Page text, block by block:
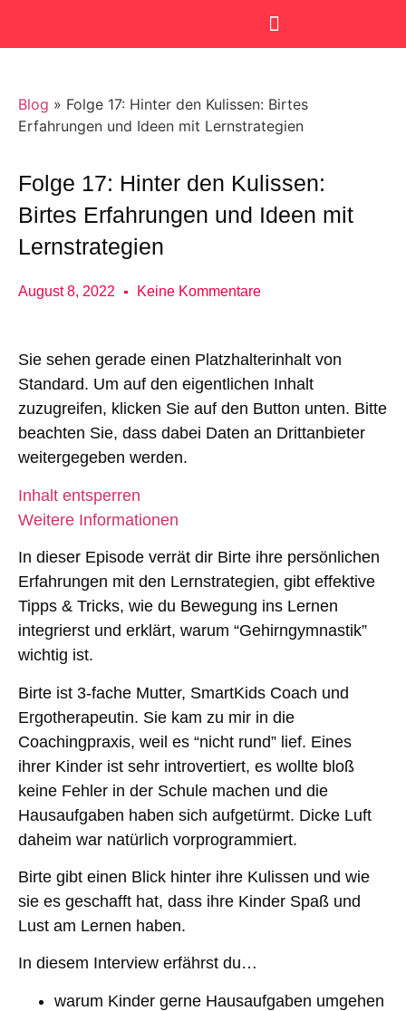
Blog » Folge 17: Hinter den Kulissen: Birtes
Erfahrungen und Ideen mit Lernstrategien
Folge 17: Hinter den Kulissen:
Birtes Erfahrungen und Ideen mit
Lernstrategien
August 8, 2022 Keine Kommentare
Sie sehen gerade einen Platzhalterinhalt von
Standard. Um auf den eigentlichen Inhalt
zuzugreifen, klicken Sie auf den Button unten. Bitte
beachten Sie, dass dabei Daten an Drittanbieter
weitergegeben werden.
Inhalt entsperren
Weitere Informationen
In dieser Episode verrät dir Birte ihre persönlichen
Erfahrungen mit den Lernstrategien, gibt effektive
Tipps & Tricks, wie du Bewegung ins Lernen
integrierst und erklärt, warum “Gehirngymnastik”
wichtig ist.
Birte ist 3-fache Mutter, SmartKids Coach und
Ergotherapeutin. Sie kam zu mir in die
Coachingpraxis, weil es “nicht rund” lief. Eines
ihrer Kinder ist sehr introvertiert, es wollte bloß
keine Fehler in der Schule machen und die
Hausaufgaben haben sich aufgetürmt. Dicke Luft
daheim war natürlich vorprogrammiert.
Birte gibt einen Blick hinter ihre Kulissen und wie
sie es geschafft hat, dass ihre Kinder Spaß und
Lust am Lernen haben.
In diesem Interview erfährst du…
warum Kinder gerne Hausaufgaben umgehen